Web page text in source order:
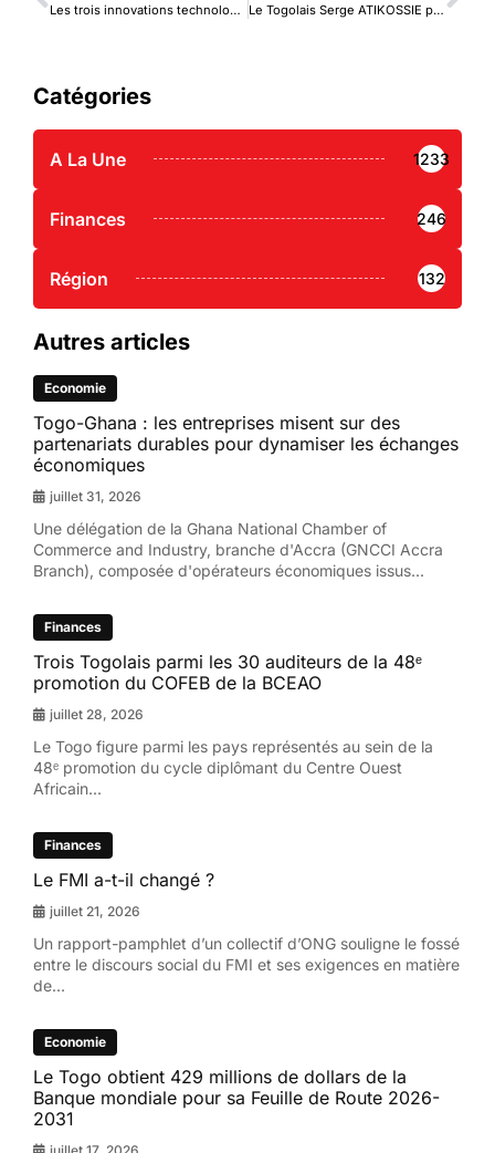
Les trois innovations technologiques interdépendantes qui font le succès du programme NOVISSI Le Togolais Serge ATIKOSSIE promu Directeur Général de BOA-Rwanda
Catégories
A La Une 1233
Finances 246
Région 132
Autres articles
Economie
Togo-Ghana : les entreprises misent sur des
partenariats durables pour dynamiser les échanges
économiques
juillet 31, 2026
Une délégation de la Ghana National Chamber of
Commerce and Industry, branche d'Accra (GNCCI Accra
Branch), composée d'opérateurs économiques issus...
Finances
Trois Togolais parmi les 30 auditeurs de la 48ᵉ
promotion du COFEB de la BCEAO
juillet 28, 2026
Le Togo figure parmi les pays représentés au sein de la
48ᵉ promotion du cycle diplômant du Centre Ouest
Africain...
Finances
Le FMI a-t-il changé ?
juillet 21, 2026
Un rapport-pamphlet d’un collectif d’ONG souligne le fossé
entre le discours social du FMI et ses exigences en matière
de...
Economie
Le Togo obtient 429 millions de dollars de la
Banque mondiale pour sa Feuille de Route 2026-
2031